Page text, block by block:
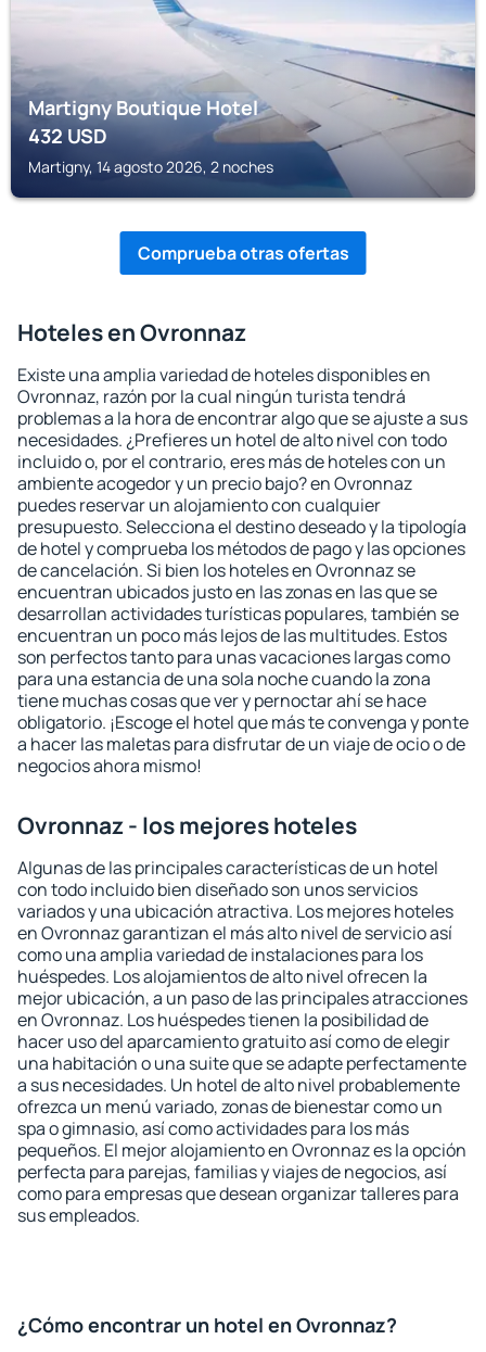
Martigny Boutique Hotel
432USD
Martigny, 14 agosto 2026, 2 noches
Comprueba otras ofertas
Hoteles en Ovronnaz
Existe una amplia variedad de hoteles disponibles en
Ovronnaz, razón por la cual ningún turista tendrá
problemas a la hora de encontrar algo que se ajuste a sus
necesidades. ¿Prefieres un hotel de alto nivel con todo
incluido o, por el contrario, eres más de hoteles con un
ambiente acogedor y un precio bajo? en Ovronnaz
puedes reservar un alojamiento con cualquier
presupuesto. Selecciona el destino deseado y la tipología
de hotel y comprueba los métodos de pago y las opciones
de cancelación. Si bien los hoteles en Ovronnaz se
encuentran ubicados justo en las zonas en las que se
desarrollan actividades turísticas populares, también se
encuentran un poco más lejos de las multitudes. Estos
son perfectos tanto para unas vacaciones largas como
para una estancia de una sola noche cuando la zona
tiene muchas cosas que ver y pernoctar ahí se hace
obligatorio. ¡Escoge el hotel que más te convenga y ponte
a hacer las maletas para disfrutar de un viaje de ocio o de
negocios ahora mismo!
Ovronnaz - los mejores hoteles
Algunas de las principales características de un hotel
con todo incluido bien diseñado son unos servicios
variados y una ubicación atractiva. Los mejores hoteles
en Ovronnaz garantizan el más alto nivel de servicio así
como una amplia variedad de instalaciones para los
huéspedes. Los alojamientos de alto nivel ofrecen la
mejor ubicación, a un paso de las principales atracciones
en Ovronnaz. Los huéspedes tienen la posibilidad de
hacer uso del aparcamiento gratuito así como de elegir
una habitación o una suite que se adapte perfectamente
a sus necesidades. Un hotel de alto nivel probablemente
ofrezca un menú variado, zonas de bienestar como un
spa o gimnasio, así como actividades para los más
pequeños. El mejor alojamiento en Ovronnaz es la opción
perfecta para parejas, familias y viajes de negocios, así
como para empresas que desean organizar talleres para
sus empleados.
¿Cómo encontrar un hotel en Ovronnaz?